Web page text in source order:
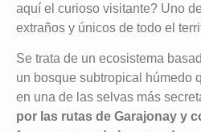
aquí el curioso visitante? Uno
extraños y únicos de todo el
Se trata de un ecosistema
un bosque subtropical húmedo
en una de las selvas más
por las rutas de Garajonay y